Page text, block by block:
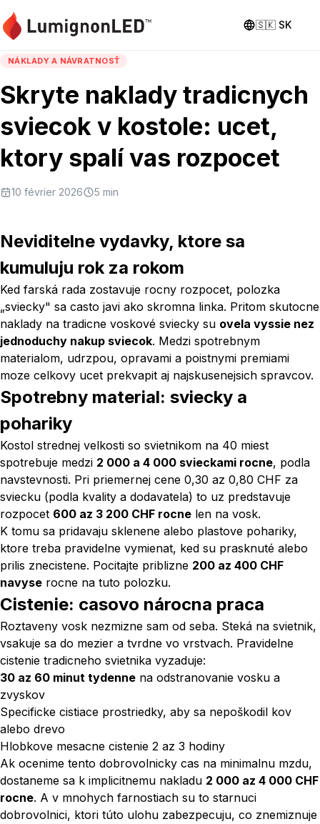
🇸🇰 SK
NÁKLADY A NÁVRATNOSŤ
Skryte naklady tradicnych
sviecok v kostole: ucet,
ktory spalí vas rozpocet
10 février 2026 5 min
Neviditelne vydavky, ktore sa
kumuluju rok za rokom
Ked farská rada zostavuje rocny rozpocet, polozka
„sviecky" sa casto javi ako skromna linka. Pritom skutocne
naklady na tradicne voskové sviecky su ovela vyssie nez
jednoduchy nakup sviecok. Medzi spotrebnym
materialom, udrzpou, opravami a poistnymi premiami
moze celkovy ucet prekvapit aj najskusenejsich spravcov.
Spotrebny material: sviecky a
pohariky
Kostol strednej velkosti so svietnikom na 40 miest
spotrebuje medzi 2 000 a 4 000 svieckami rocne, podla
navstevnosti. Pri priemernej cene 0,30 az 0,80 CHF za
sviecku (podla kvality a dodavatela) to uz predstavuje
rozpocet 600 az 3 200 CHF rocne len na vosk.
K tomu sa pridavaju sklenene alebo plastove pohariky,
ktore treba pravidelne vymienat, ked su prasknuté alebo
prilis znecistene. Pocitajte priblizne 200 az 400 CHF
navyse rocne na tuto polozku.
Cistenie: casovo nárocna praca
Roztaveny vosk nezmizne sam od seba. Steká na svietnik,
vsakuje sa do mezier a tvrdne vo vrstvach. Pravidelne
cistenie tradicneho svietnika vyzaduje:
30 az 60 minut tydenne na odstranovanie vosku a
zvyskov
Specificke cistiace prostriedky, aby sa nepoškodil kov
alebo drevo
Hlobkove mesacne cistenie 2 az 3 hodiny
Ak ocenime tento dobrovolnicky cas na minimalnu mzdu,
dostaneme sa k implicitnemu nakladu 2 000 az 4 000 CHF
rocne. A v mnohych farnostiach su to starnuci
dobrovolnici, ktori túto ulohu zabezpecuju, co znemiznuje